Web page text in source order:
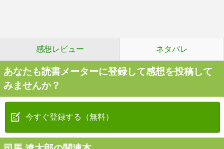
感想レビュー ネタバレ
あなたも読書メーターに登録して感想を投稿して
みませんか？
今すぐ登録する（無料）